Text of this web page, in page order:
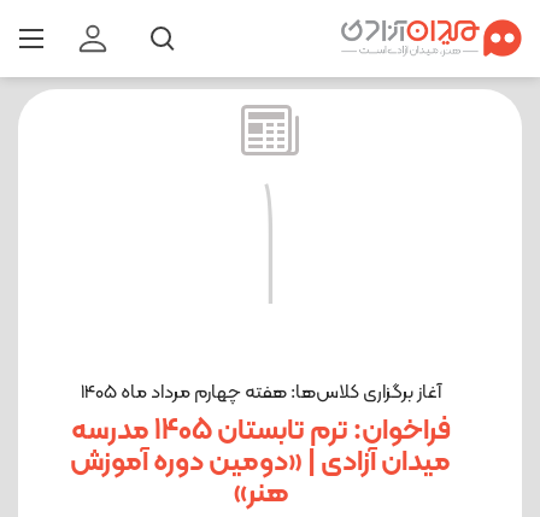
1
آغاز برگزاری کلاس‌ها: هفته چهارم مرداد ماه 1405
فراخوان: ترم تابستان 1405 مدرسه
میدان آزادی | «دومین دوره آموزش
هنر»